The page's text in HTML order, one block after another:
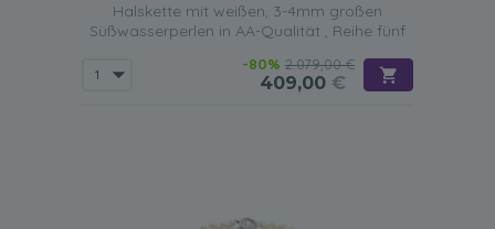
Halskette mit weißen, 3-4mm großen
Süßwasserperlen in AA-Qualität , Reihe fünf
-80% 2.079,00 €
409,00 €